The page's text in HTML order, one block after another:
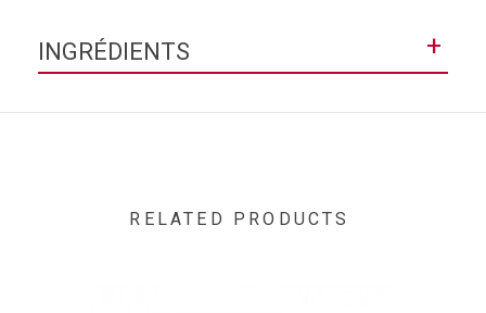
Collection
INGRÉDIENTS +
RELATED PRODUCTS